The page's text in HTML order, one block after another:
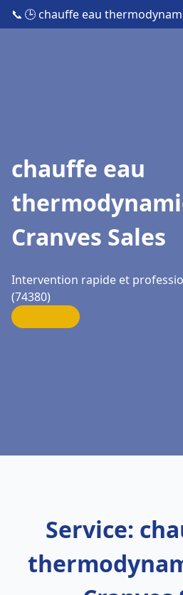
📞 🕒 chauffe eau
chauffe eau
Cranves Sales
Intervention rapide et
(74380)
Service: